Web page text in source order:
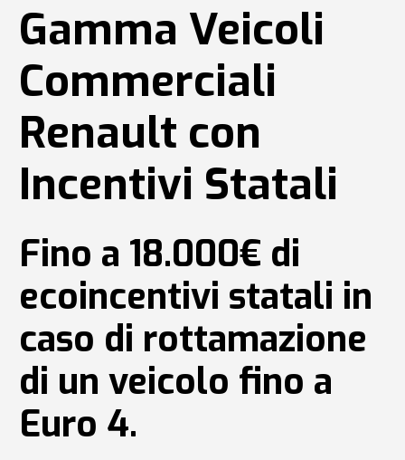
Gamma Veicoli
Commerciali
Renault con
Incentivi Statali
Fino a 18.000€ di
ecoincentivi statali in
caso di rottamazione
di un veicolo fino a
Euro 4.